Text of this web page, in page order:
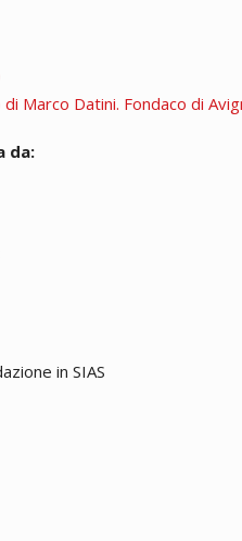
Marco Datini. Fondaco di
da:
in SIAS